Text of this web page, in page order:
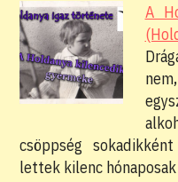
A
csöppség
lettek kilenc